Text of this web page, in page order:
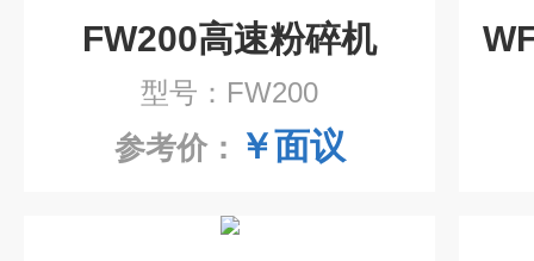
FW200高速粉碎机
型号：FW200
参考价： ￥面议